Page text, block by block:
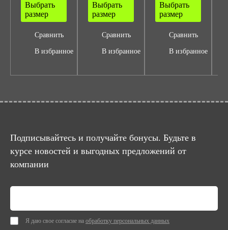
Выбрать
размер
Сравнить
В избранное
Выбрать
размер
Сравнить
В избранное
Выбрать
размер
Сравнить
В избранное
Подписывайтесь и получайте бонусы. Будьте в
курсе новостей и выгодных предложений от
компании
Я даю свое согласие на обработку персональных данных